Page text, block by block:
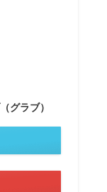
グラブ）